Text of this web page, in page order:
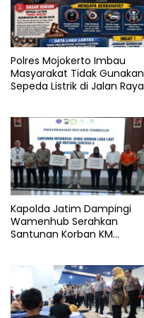
Polres Mojokerto Imbau
Masyarakat Tidak Gunakan
Sepeda Listrik di Jalan Raya
Kapolda Jatim Dampingi
Wamenhub Serahkan
Santunan Korban KM